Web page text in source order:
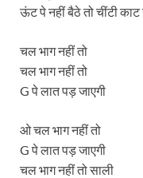
ऊंट पे नहीं बैठे तो चींटी काट
चल भाग नहीं तो
चल भाग नहीं तो
G पे लात पड़ जाएगी
ओ चल भाग नहीं तो
G पे लात पड़ जाएगी
चल भाग नहीं तो साली